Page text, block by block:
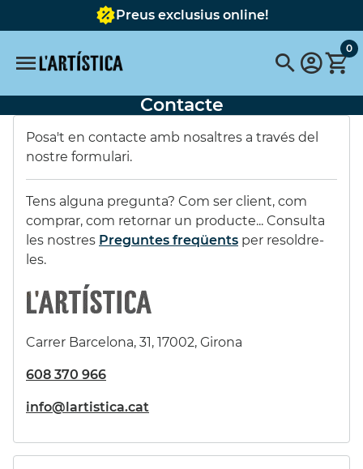
Preus exclusius online!
Cerques populars
Paper BLOC Vallejo
carpeta
Estoig plancha gelli
llapis
Barra de carbonet natural 8
Destacats
SET 6 COLORS
0
Contacte
Posa't en contacte amb nosaltres a través del
nostre formulari.
Tens alguna pregunta? Com ser client, com
comprar, com retornar un producte... Consulta
les nostres Preguntes freqüents per resoldre-
les.
Carrer Barcelona, 31, 17002, Girona
608 370 966
info@lartistica.cat